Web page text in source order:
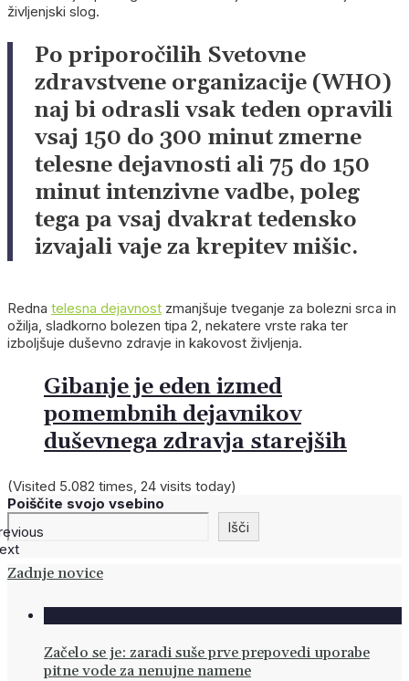
življenjski slog.
Po priporočilih Svetovne
zdravstvene organizacije (WHO)
naj bi odrasli vsak teden opravili
vsaj 150 do 300 minut zmerne
telesne dejavnosti ali 75 do 150
minut intenzivne vadbe, poleg
tega pa vsaj dvakrat tedensko
izvajali vaje za krepitev mišic.
Redna telesna dejavnost zmanjšuje tveganje za bolezni srca in
ožilja, sladkorno bolezen tipa 2, nekatere vrste raka ter
izboljšuje duševno zdravje in kakovost življenja.
Gibanje je eden izmed
pomembnih dejavnikov
duševnega zdravja starejših
(Visited 5.082 times, 24 visits today)
Poiščite svojo vsebino
Išči
Zadnje novice
Začelo se je: zaradi suše prve prepovedi uporabe
pitne vode za nenujne namene